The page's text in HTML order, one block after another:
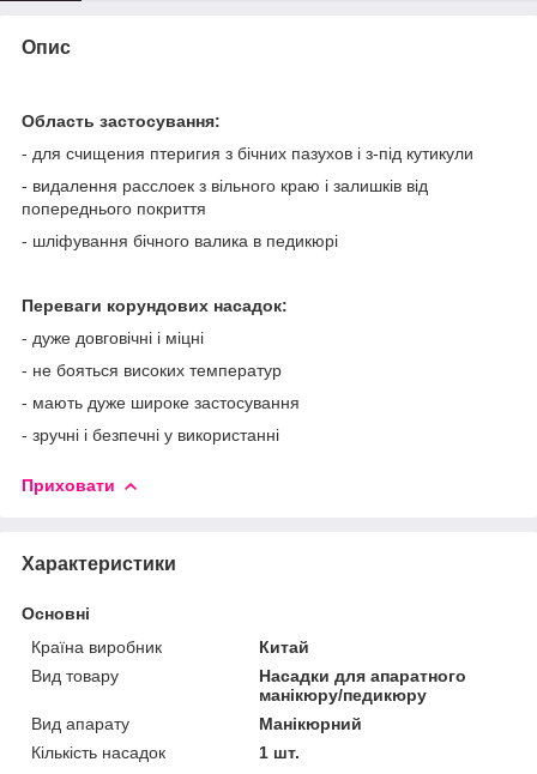
Опис
Область застосування:
- для счищения птеригия з бічних пазухов і з-під кутикули
- видалення расслоек з вільного краю і залишків від
попереднього покриття
- шліфування бічного валика в педикюрі
Переваги корундових насадок:
- дуже довговічні і міцні
- не бояться високих температур
- мають дуже широке застосування
- зручні і безпечні у використанні
Приховати
Характеристики
Основні
Країна виробник
Китай
Вид товару
Насадки для апаратного
манікюру/педикюру
Вид апарату
Манікюрний
Кількість насадок
1 шт.